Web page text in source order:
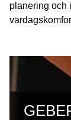
planering och